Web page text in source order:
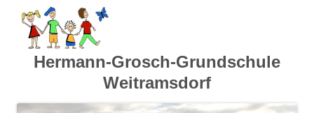
Hermann-Grosch-Grundschule
Weitramsdorf